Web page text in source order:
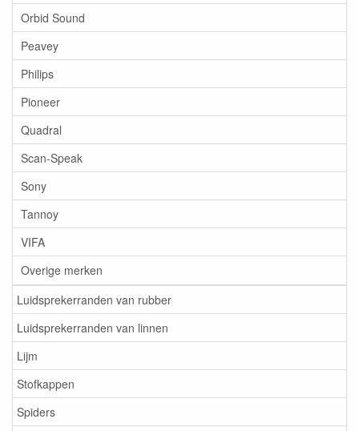
Orbid Sound
Peavey
Philips
Pioneer
Quadral
Scan-Speak
Sony
Tannoy
VIFA
Overige merken
Luidsprekerranden van rubber
Luidsprekerranden van linnen
Lijm
Stofkappen
Spiders